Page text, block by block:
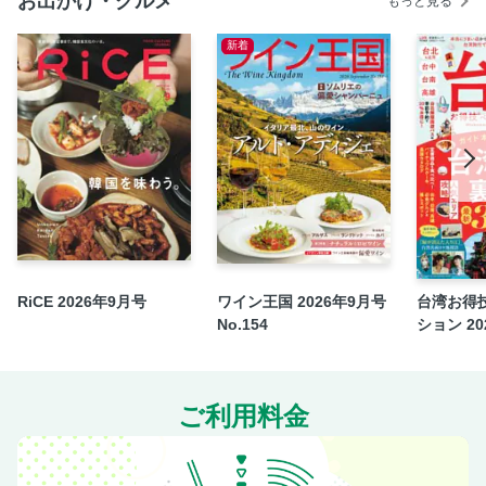
埼玉
茨城
栃木
群馬
山梨
静岡
有岡大貴(Hey! Say! JUMP) 僕がサウナを好きな理由
奥付
RiCE 2026年9月号
新着
ワイン王国 2026年9月号
No.154
台湾お得
ション
ご利用料金